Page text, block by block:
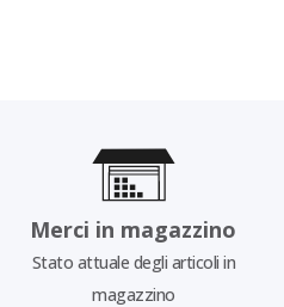
Merci in magazzino
Stato attuale degli articoli in
magazzino